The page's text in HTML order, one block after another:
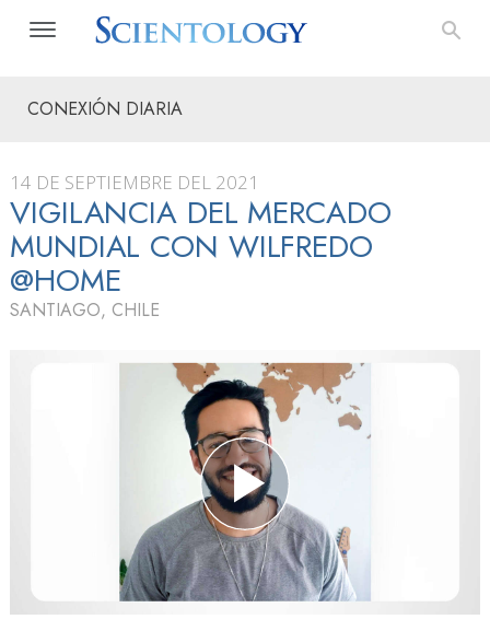
CONEXIÓN DIARIA
14 DE SEPTIEMBRE DEL 2021
VIGILANCIA DEL MERCADO
MUNDIAL CON WILFREDO
@HOME
SANTIAGO, CHILE